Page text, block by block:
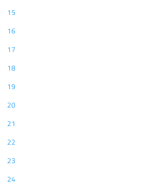
15
16
17
18
19
20
21
22
23
24